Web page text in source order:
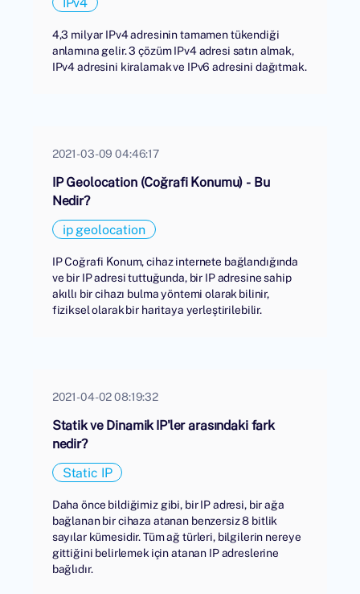
4,3 milyar IPv4 adresinin tamamen tükendiği
anlamına gelir. 3 çözüm IPv4 adresi satın almak,
IPv4 adresini kiralamak ve IPv6 adresini dağıtmak.
2021-03-09 04:46:17
IP Geolocation (Coğrafi Konumu) - Bu
Nedir?
ip geolocation
IP Coğrafi Konum, cihaz internete bağlandığında
ve bir IP adresi tuttuğunda, bir IP adresine sahip
akıllı bir cihazı bulma yöntemi olarak bilinir,
fiziksel olarak bir haritaya yerleştirilebilir.
2021-04-02 08:19:32
Statik ve Dinamik IP'ler arasındaki fark
nedir?
Static IP
Daha önce bildiğimiz gibi, bir IP adresi, bir ağa
bağlanan bir cihaza atanan benzersiz 8 bitlik
sayılar kümesidir. Tüm ağ türleri, bilgilerin nereye
gittiğini belirlemek için atanan IP adreslerine
bağlıdır.